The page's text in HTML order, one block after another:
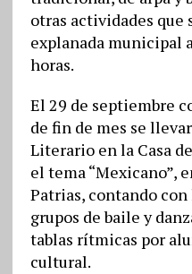
otras actividades que
explanada municipal
horas.
El 29 de septiembre
de fin de mes se
Literario en la Casa
el tema “Mexicano”,
Patrias, contando
grupos de baile y
tablas rítmicas por
cultural.